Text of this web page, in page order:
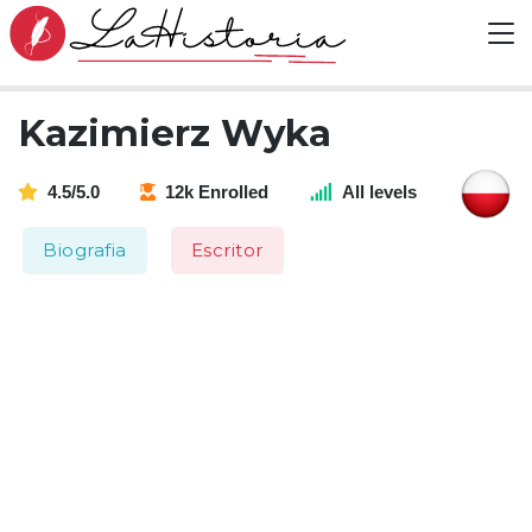
Kazimierz Wyka
4.5/5.0 12k Enrolled All levels
Biografia Escritor